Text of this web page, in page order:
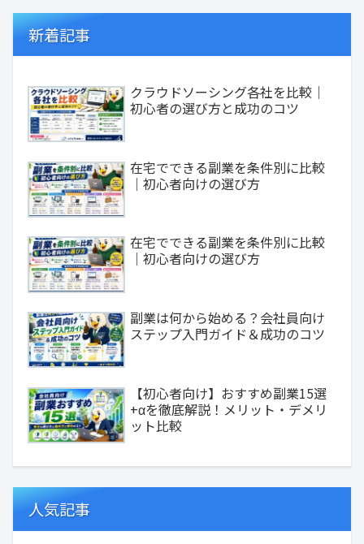
新着記事
クラウドソーシング各社を比較｜
初心者の選び方と成功のコツ
在宅でできる副業を条件別に比較
｜初心者向けの選び方
在宅でできる副業を条件別に比較
｜初心者向けの選び方
副業は何から始める？会社員向け
ステップ入門ガイド＆成功のコツ
【初心者向け】おすすめ副業15選
+αを徹底解説！メリット・デメリ
ット比較
人気記事